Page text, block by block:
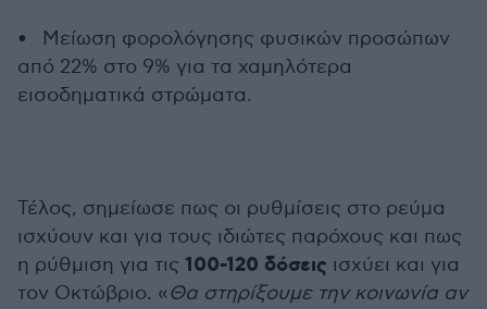
• Μείωση φορολόγησης φυσικών προσώπων
από 22% στο 9% για τα χαμηλότερα
εισοδηματικά στρώματα.
Τέλος, σημείωσε πως οι ρυθμίσεις στο ρεύμα
ισχύουν και για τους ιδιώτες παρόχους και πως
η ρύθμιση για τις 100-120 δόσεις ισχύει και για
τον Οκτώβριο. «Θα στηρίξουμε την κοινωνία αν